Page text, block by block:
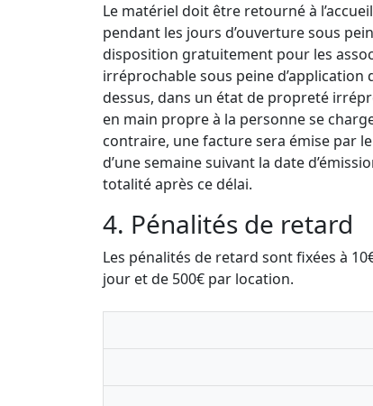
Le matériel doit être retourné à
pendant les jours d’ouverture sous
disposition gratuitement pour les
irréprochable sous peine
dessus, dans un état de propreté
en main propre à la personne se
contraire, une facture sera émise par
d’une semaine suivant la date
totalité après ce délai.
4. Pénalités de retard
Les pénalités de retard sont fixées à
jour et de 500€ par location.